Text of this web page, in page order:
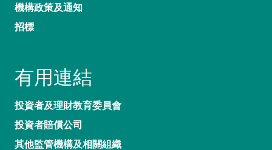
機構政策及通知
招標
有用連結
投資者及理財教育委員會
投資者賠償公司
其他監管機構及相關組織